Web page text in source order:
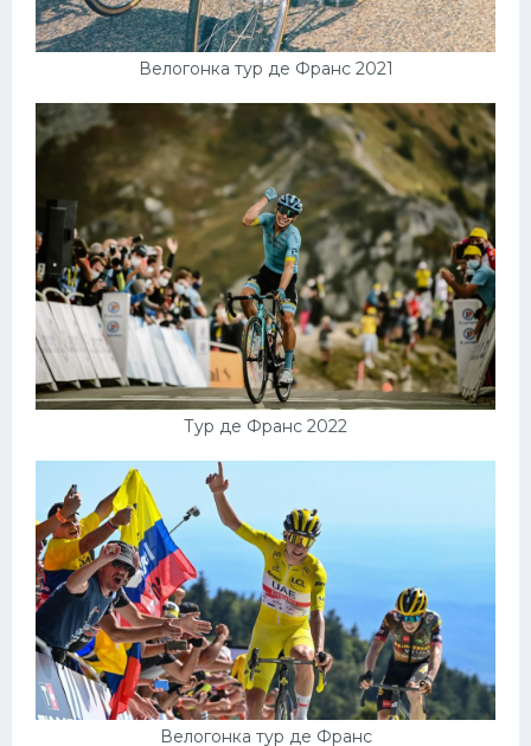
Велогонка тур де Франс 2021
Тур де Франс 2022
Велогонка тур де Франс